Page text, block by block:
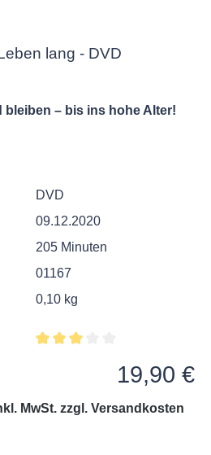
lang - DVD
– bis ins hohe Alter!
DVD
09.12.2020
205 Minuten
01167
0,10 kg
19,90 €
MwSt. zzgl. Versandkosten